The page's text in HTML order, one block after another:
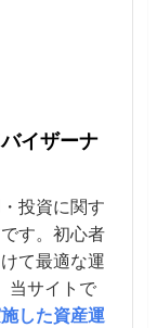
イザーナ
投資に関す
す。初心者
て最適な運
当サイトで
した資産運